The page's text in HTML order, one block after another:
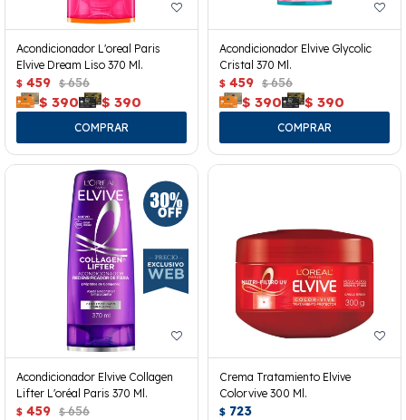
Acondicionador L'oreal Paris
Elvive Dream Liso 370 Ml.
$ 459 $ 656
$ 390 $ 390
Acondicionador Elvive Glycolic
Cristal 370 Ml.
$ 459 $ 656
$ 390 $ 390
Acondicionador Elvive Collagen
Lifter L'oréal Paris 370 Ml.
$ 459 $ 656
Crema Tratamiento Elvive
Colorvive 300 Ml.
$ 723